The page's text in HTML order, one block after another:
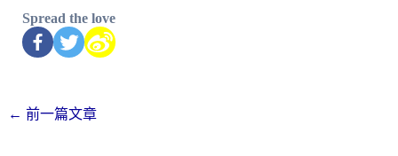
Spread the love
← 前一篇文章